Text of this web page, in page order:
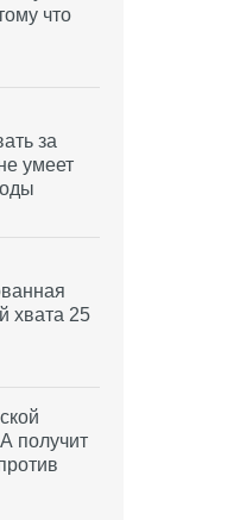
что
за
умеет
хвата 25
получит